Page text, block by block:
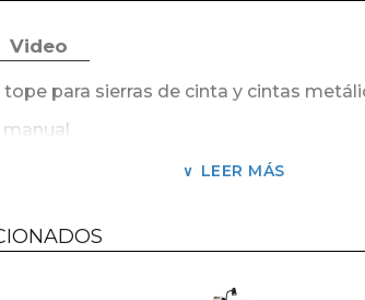
Video
para sierras de cinta y cintas
LEER MÁS